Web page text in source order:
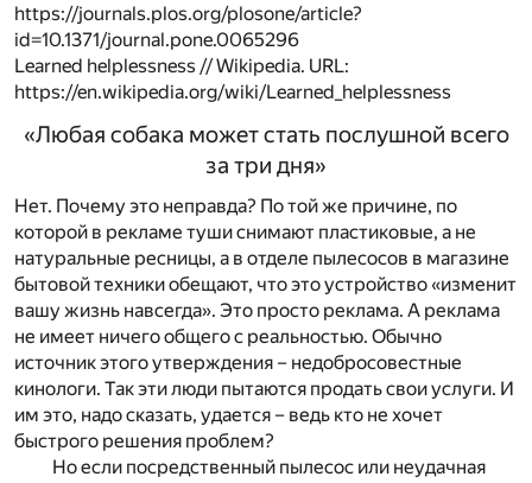
https://journals.plos.org/plosone/article?
id=10.1371/journal.pone.0065296
Learned helplessness // Wikipedia. URL:
https://en.wikipedia.org/wiki/Learned_helplessness
«Любая собака может стать послушной всего
за три дня»
Нет. Почему это неправда? По той же причине, по
которой в рекламе туши снимают пластиковые, а не
натуральные ресницы, а в отделе пылесосов в магазине
бытовой техники обещают, что это устройство «изменит
вашу жизнь навсегда». Это просто реклама. А реклама
не имеет ничего общего с реальностью. Обычно
источник этого утверждения – недобросовестные
кинологи. Так эти люди пытаются продать свои услуги. И
им это, надо сказать, удается – ведь кто не хочет
быстрого решения проблем?
Но если посредственный пылесос или неудачная